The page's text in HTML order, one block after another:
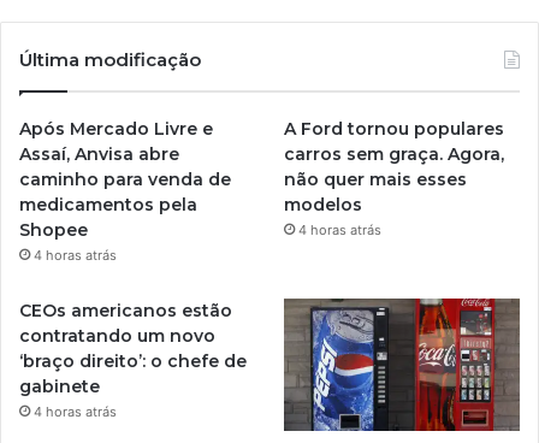
Última modificação
Após Mercado Livre e
Assaí, Anvisa abre
caminho para venda de
medicamentos pela
Shopee
4 horas atrás
A Ford tornou populares
carros sem graça. Agora,
não quer mais esses
modelos
4 horas atrás
CEOs americanos estão
contratando um novo
‘braço direito’: o chefe de
gabinete
4 horas atrás